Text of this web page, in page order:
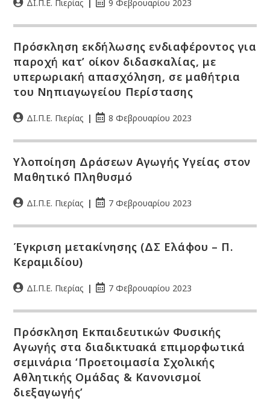
ΔΙ.Π.Ε. Πιερίας 9 Φεβρουαρίου 2023
Πρόσκληση εκδήλωσης ενδιαφέροντος για
παροχή κατ’ οίκον διδασκαλίας, με
υπερωριακή απασχόληση, σε μαθήτρια
του Νηπιαγωγείου Περίστασης
ΔΙ.Π.Ε. Πιερίας 8 Φεβρουαρίου 2023
Υλοποίηση Δράσεων Αγωγής Υγείας στον
Μαθητικό Πληθυσμό
ΔΙ.Π.Ε. Πιερίας 7 Φεβρουαρίου 2023
Έγκριση μετακίνησης (ΔΣ Ελάφου – Π.
Κεραμιδίου)
ΔΙ.Π.Ε. Πιερίας 7 Φεβρουαρίου 2023
Πρόσκληση Εκπαιδευτικών Φυσικής
Αγωγής στα διαδικτυακά επιμορφωτικά
σεμινάρια ‘Προετοιμασία Σχολικής
Αθλητικής Ομάδας & Κανονισμοί
διεξαγωγής’